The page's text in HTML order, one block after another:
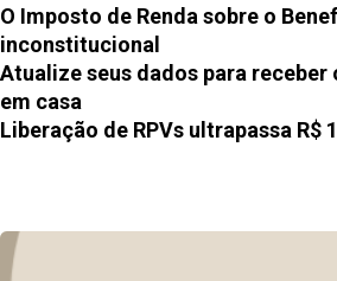
O Imposto de Renda sobre o
inconstitucional
Atualize seus dados para receber
em casa
Liberação de RPVs ultrapassa R$